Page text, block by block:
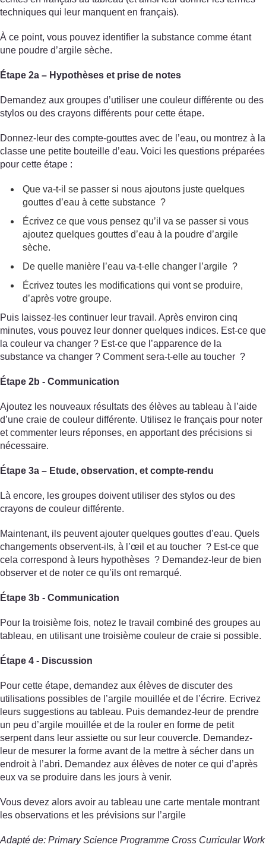
techniques qui leur manquent en français).
À ce point, vous pouvez identifier la substance comme étant
une poudre d’argile sèche.
Étape 2a – Hypothèses et prise de notes
Demandez aux groupes d’utiliser une couleur différente ou des
stylos ou des crayons différents pour cette étape.
Donnez-leur des compte-gouttes avec de l’eau, ou montrez à la
classe une petite bouteille d’eau. Voici les questions préparées
pour cette étape :
Que va-t-il se passer si nous ajoutons juste quelques
gouttes d’eau à cette substance ?
Écrivez ce que vous pensez qu’il va se passer si vous
ajoutez quelques gouttes d’eau à la poudre d’argile
sèche.
De quelle manière l’eau va-t-elle changer l’argile ?
Écrivez toutes les modifications qui vont se produire,
d’après votre groupe.
Puis laissez-les continuer leur travail. Après environ cinq
minutes, vous pouvez leur donner quelques indices. Est-ce que
la couleur va changer ? Est-ce que l’apparence de la
substance va changer ? Comment sera-t-elle au toucher ?
Étape 2b - Communication
Ajoutez les nouveaux résultats des élèves au tableau à l’aide
d’une craie de couleur différente. Utilisez le français pour noter
et commenter leurs réponses, en apportant des précisions si
nécessaire.
Étape 3a – Etude, observation, et compte-rendu
Là encore, les groupes doivent utiliser des stylos ou des
crayons de couleur différente.
Maintenant, ils peuvent ajouter quelques gouttes d’eau. Quels
changements observent-ils, à l’œil et au toucher ? Est-ce que
cela correspond à leurs hypothèses ? Demandez-leur de bien
observer et de noter ce qu’ils ont remarqué.
Étape 3b - Communication
Pour la troisième fois, notez le travail combiné des groupes au
tableau, en utilisant une troisième couleur de craie si possible.
Étape 4 - Discussion
Pour cette étape, demandez aux élèves de discuter des
utilisations possibles de l’argile mouillée et de l’écrire. Ecrivez
leurs suggestions au tableau. Puis demandez-leur de prendre
un peu d’argile mouillée et de la rouler en forme de petit
serpent dans leur assiette ou sur leur couvercle. Demandez-
leur de mesurer la forme avant de la mettre à sécher dans un
endroit à l’abri. Demandez aux élèves de noter ce qui d’après
eux va se produire dans les jours à venir.
Vous devez alors avoir au tableau une carte mentale montrant
les observations et les prévisions sur l’argile
Adapté de: Primary Science Programme Cross Curricular Work